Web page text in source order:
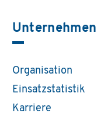
Unternehmen
Organisation
Einsatzstatistik
Karriere